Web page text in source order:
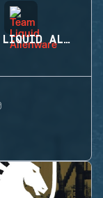
TEAM LIQUID ALIENWARE